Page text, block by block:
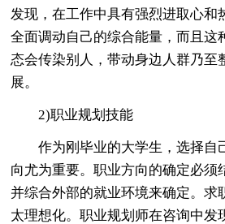
发现，在工作中具有强烈进取心和
全面调动自己的综合能量，而且这
态会传染别人，带动身边人群乃至
展。
2)职业规划技能
作为刚毕业的大学生，选择自
向尤为重要。职业方向的确定必须
并综合外部的就业环境来确定。求
太理想化。职业规划师在咨询中发